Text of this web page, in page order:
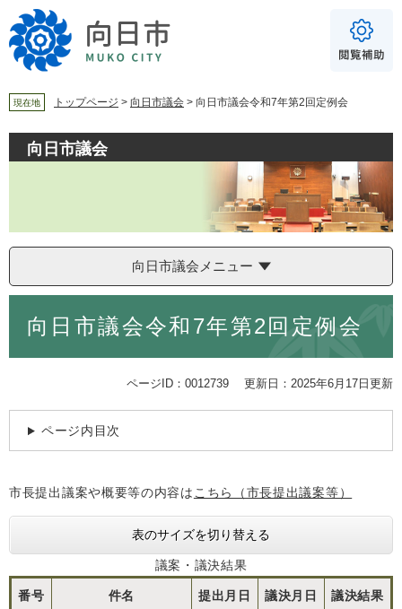
ー
ジ
。
ニ
ュ
て
音声読み上げ
ふりがな
あり なし
文字サイズ 標準 拡大
白 黒 青
現在地 トップページ > 向日市議会 > 向日市議会令和7年第2回定例会
向日市議会
向日市議会メニュー
向日市議会令和7年第2回定例会
ページID：0012739 更新日：2025年6月17日更新
ページ内目次
市長提出議案や概要等の内容はこちら（市長提出議案等）
表のサイズを切り替える
議案・議決結果
番号 件名 提出月日 議決月日 議決結果